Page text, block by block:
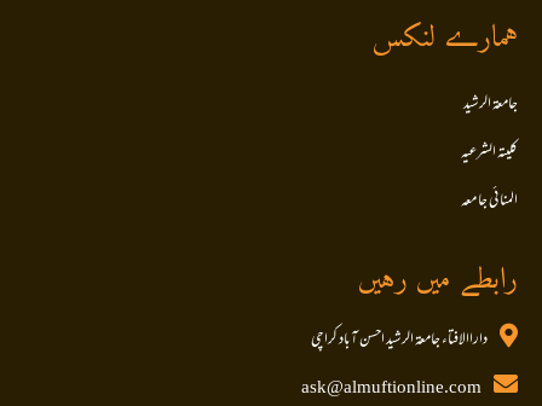
ہمارے لنکس
جامعۃ الرشید
کلیتہ الشرعیہ
المنا ئی جا معہ
رابطے میں رہیں
داراالافتاء جامعۃ الرشید احسن آباد کراچی
ask@almuftionline.com